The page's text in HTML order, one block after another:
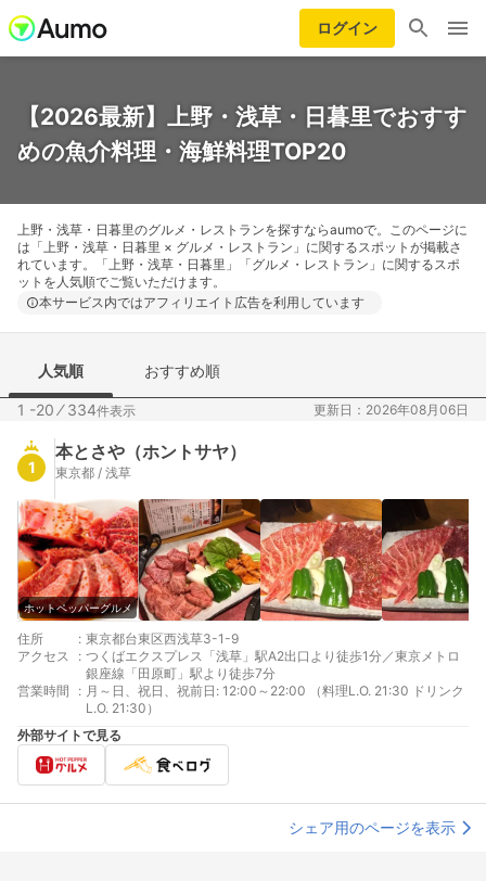
ログイン
【2026最新】上野・浅草・日暮里でおすす
めの魚介料理・海鮮料理TOP20
上野・浅草・日暮里のグルメ・レストランを探すならaumoで。このページに
は「上野・浅草・日暮里 × グルメ・レストラン」に関するスポットが掲載さ
れています。「上野・浅草・日暮里」「グルメ・レストラン」に関するスポ
ットを人気順でご覧いただけます。
本サービス内ではアフィリエイト広告を利用しています
人気順 おすすめ順
1 -20 ⁄334件表示 更新日：2026年08月06日
1
本とさや（ホントサヤ）
東京都 / 浅草
ホットペッパーグルメ
住所 : 東京都台東区西浅草3-1-9
アクセス
: つくばエクスプレス「浅草」駅A2出口より徒歩1分／東京メトロ
銀座線「田原町」駅より徒歩7分
営業時間
: 月～日、祝日、祝前日: 12:00～22:00 （料理L.O. 21:30 ドリンク
L.O. 21:30）
外部サイトで見る
シェア用のページを表示